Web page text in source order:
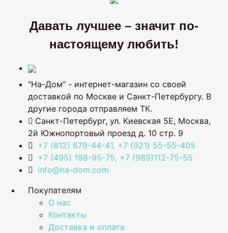
Давать лучшее – значит по-
настоящему любить!
"На-Дом" - интернет-магазин со своей
доставкой по Москве и Санкт-Петербургу. В
другие города отправляем ТК.
Санкт-Петербург, ул. Киевская 5Е, Москва,
2й Южнопортовый проезд д. 10 стр. 9
+7 (812) 679-44-41, +7 (921) 55-55-405
+7 (495) 198-95-75, +7 (989)112-75-55
info@na-dom.com
Покупателям
О нас
Контакты
Доставка и оплата